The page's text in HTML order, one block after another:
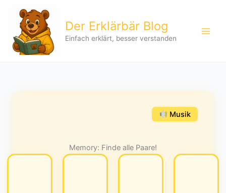
springen
Der Erklärbär Blog
Einfach erklärt, besser verstanden
Musik
Memory: Finde alle Paare!